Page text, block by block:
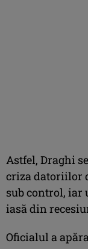
Astfel, Draghi
criza datoriilor
sub control, iar
iasă din
Oficialul a